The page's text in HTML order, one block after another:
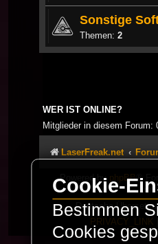
Sonstige
Themen: 2
WER IST ONLINE?
Mitglieder in diesem Forum:
LaserFreak.net
Powered by phpBB®
Deutsche
PRIVACY_LINK
Cookie-
Bestimmen
Cookies